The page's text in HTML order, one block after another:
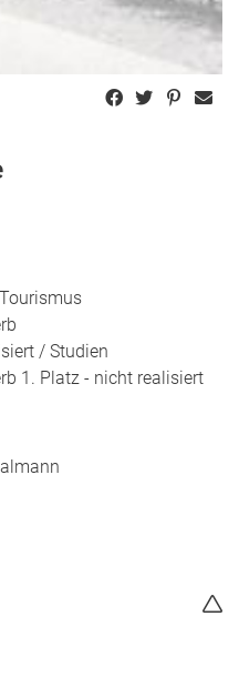
/ Studien
1. Platz - nicht realisiert